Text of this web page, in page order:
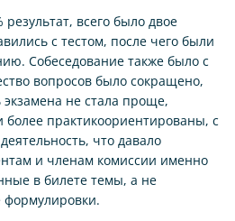
результат, всего было двое
с тестом, после чего были
Собеседование также было с
вопросов было сокращено,
экзамена не стала проще,
более практикоориентированы, с
что давало
и членам комиссии именно
в билете темы, а не